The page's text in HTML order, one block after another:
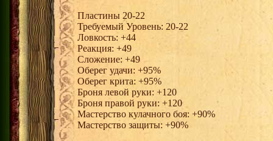
Пластины 20-22
Требуемый Уровень: 20-22
Ловкость: +44
Реакция: +49
Сложение: +49
Оберег удачи: +95%
Оберег крита: +95%
Броня левой руки: +120
Броня правой руки: +120
Мастерство кулачного боя: +90%
Мастерство защиты: +90%